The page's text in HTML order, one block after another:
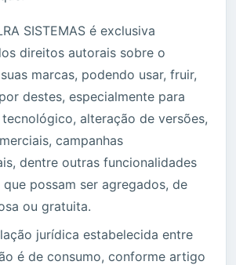
SISTEMAS é exclusiva
direitos autorais sobre o
marcas, podendo usar, fruir,
destes, especialmente para
alteração de versões,
campanhas
dentre outras funcionalidades
possam ser agregados, de
ou gratuita.
jurídica estabelecida entre
é de consumo, conforme artigo